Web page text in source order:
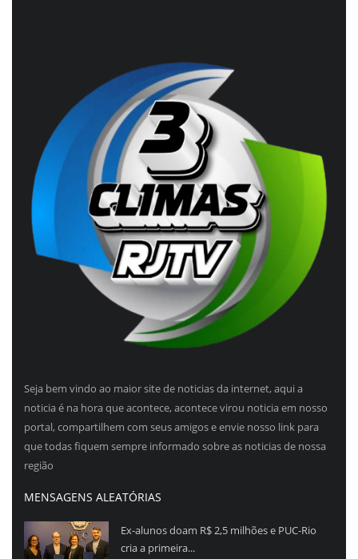
Seja bem vindo ao maior site de noticias da internet, aqui a
noticia é na hora que acontece, acontece virou noticia em nosso
portal, compartilhem com seus amigos e envie nosso link para
que todas fiquem sempre informado sobre as noticias de nossa
região
MENSAGENS ALEATÓRIAS
Ex-alunos doam R$ 2,5 milhões e PUC-Rio
cria a primeira...